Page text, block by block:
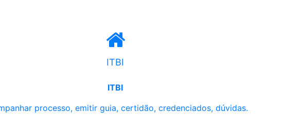
ITBI
ITBI
processo, emitir guia, certidão, credenciados, dúvidas.